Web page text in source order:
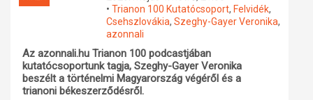
Műhelymunkák
• Trianon 100 Kutatócsoport, Felvidék,
Csehszlovákia, Szeghy-Gayer Veronika,
azonnali
Az azonnali.hu Trianon 100 podcastjában
kutatócsoportunk tagja, Szeghy-Gayer Veronika
beszélt a történelmi Magyarország végéről és a
trianoni békeszerződésről.